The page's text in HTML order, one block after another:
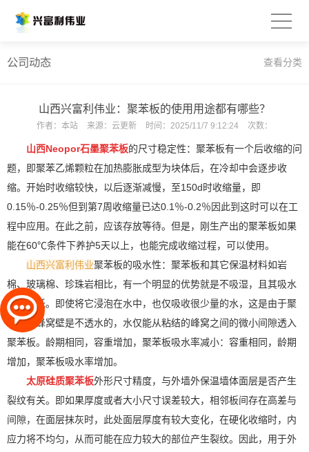
公司动态 查看分类
山西兴富利伟业：聚苯板的使用用途都有哪些？
作者： 本站 来源： 云更新 时间： 2025/11/7 9:12:24 次数：
山西Neopor石墨聚苯板的尺寸稳定性： 聚苯板有一个后收缩的问
题，即聚苯乙烯颗粒在加热膨胀成型为块体后，在冷却中会逐步收
缩。开始时收缩较快，以后逐渐减慢，至150d时收缩量，即
0.15％-0.25％但到第7周收缩量已达0.1％-0.2％因此到这时可以在工
程中应用。在此之前，应该存放等待。但是，刚生产出的聚苯板如果
能在60℃条件下养护5天以上，也能完成收缩过程，可以使用。
山西兴富利伟业聚苯板的吸水性：聚苯板和其它保温材料如岩
棉、玻璃棉、珍珠岩相比，有一个明显的优势就是不吸湿，且其吸水
率非常低。即使将它浸泡在水中，也仅吸收很少量的水，这是由于聚
苯板的蜂窝壁是不透水的，水仅能从粘结的峰窝之间的微小间隙透入
聚苯板。龄期相同，容重增加，聚苯板吸水率减小：容重相同，龄期
增加，聚苯板吸水率增加。
太原硅质聚苯板外形尺寸精度，与外墙外保温墙体面层是否产生
裂纹有关。即如果厚度或者大小尺寸误差较大，相邻板间存在高差与
间隙，在面层抹灰时，此处面层厚度有较大变化，在硬化收缩时，内
应力将不均匀，从而可能在应力较大的部位产生裂纹。因此，用于外